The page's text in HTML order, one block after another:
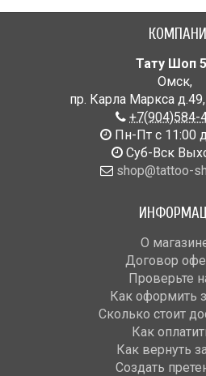
Тату Шоп
Омск,
пр. Карла Маркса д.49,
+7(904)584-
Пн-Пт с 11:00
Cуб-Вск
shop@tattoo-
О
Договор
Проверьте
Как оформить
Сколько стоит
Как
Как вернуть
Создать